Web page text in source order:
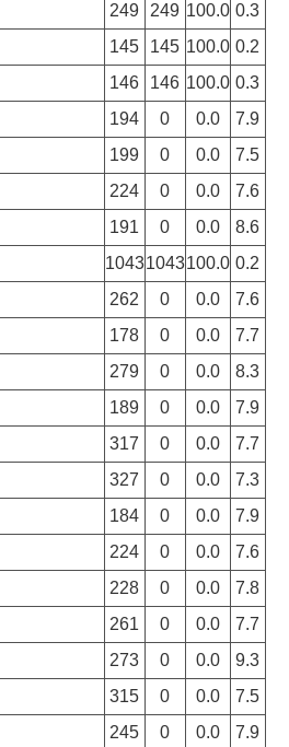
249 249 100.0 0.3
145 145 100.0 0.2
146 146 100.0 0.3
194 0 0.0
7.9
199 0 0.0
7.5
224 0 0.0
7.6
191 0 0.0
8.6
10431043100.0 0.2
262 0 0.0
7.6
178 0 0.0
7.7
279 0 0.0
8.3
189 0 0.0
7.9
317 0 0.0
7.7
327 0 0.0
7.3
184 0 0.0
7.9
224 0 0.0
7.6
228 0 0.0
7.8
261 0 0.0
7.7
273 0 0.0
9.3
315 0 0.0
7.5
245 0 0.0
7.9